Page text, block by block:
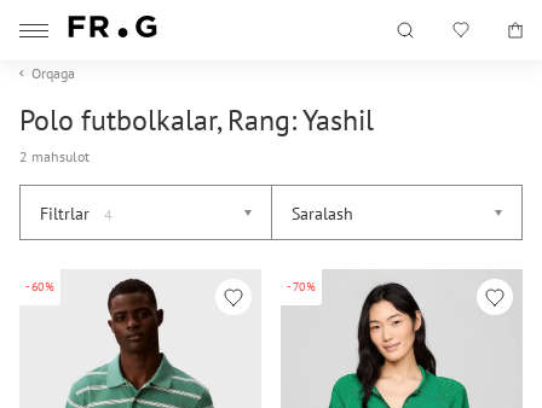
Orqaga
Polo futbolkalar, Rang: Yashil
2 mahsulot
Filtrlar 4 Saralash
-60% -70%